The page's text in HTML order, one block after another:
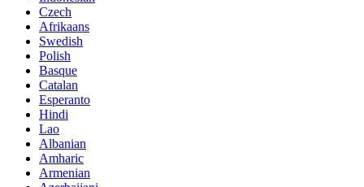
Czech
Afrikaans
Swedish
Polish
Basque
Catalan
Esperanto
Hindi
Lao
Albanian
Amharic
Armenian